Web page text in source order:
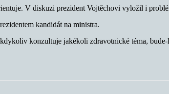
V diskuzi prezident Vojtěchovi vyložil i
kandidát na ministra.
konzultuje jakékoli zdravotnické téma,